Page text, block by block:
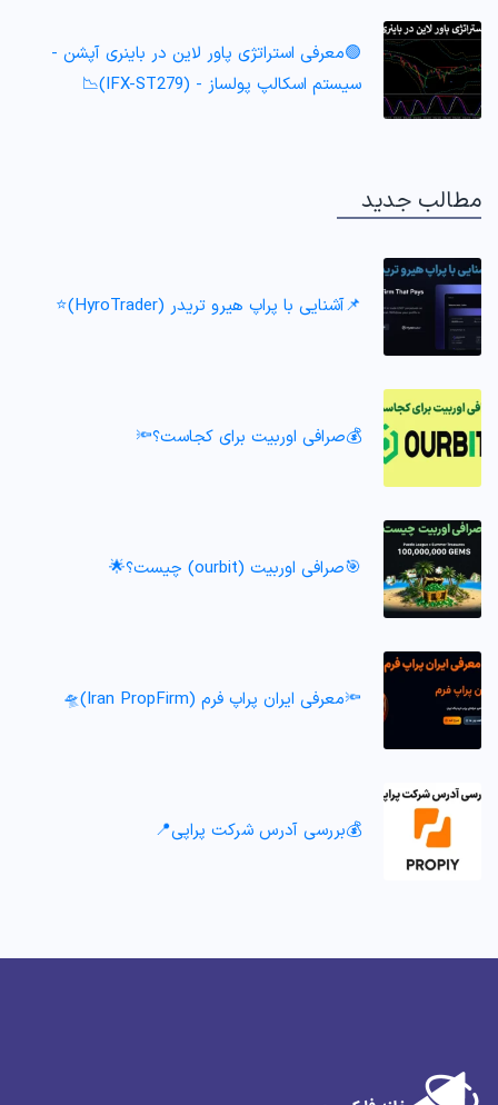
🟢معرفی استراتژی پاور لاین در باینری آپشن -
سیستم اسکالپ پولساز - (IFX-ST279)📉
مطالب جدید
📌آشنایی با پراپ هیرو تریدر (HyroTrader)⭐️
💰صرافی اوربیت برای کجاست؟🔦
🎯صرافی اوربیت (ourbit) چیست؟🌟
🔦معرفی ایران پراپ فرم (Iran PropFirm)🛸
💰بررسی آدرس شرکت پراپی📍